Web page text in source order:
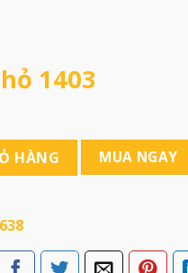
1403
HÀNG MUA NGAY